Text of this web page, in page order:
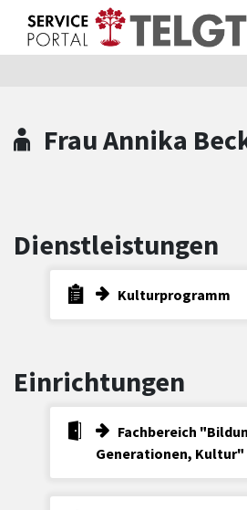
Zum Header
Zum Hauptinhalt
Zum Footer
Zum Hauptinhalt springen
Frau Annika
Dienstleistungen
Kulturprogramm
Einrichtungen
Fachbereich
Generationen, Kultur"